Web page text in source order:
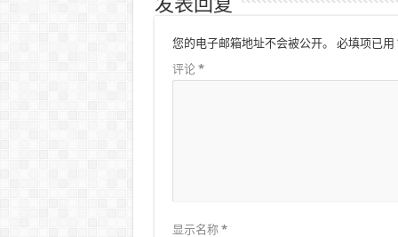
发表回复
您的电子邮箱地址不会被公开。 必填项已用
评论 *
显示名称 *